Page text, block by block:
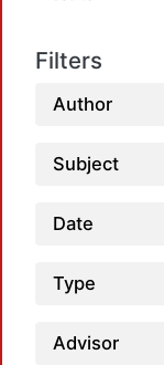
Filters
Author
Subject
Date
Type
Advisor